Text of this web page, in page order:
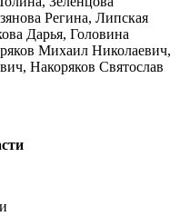
Регина, Липская
Дарья, Головина
Михаил Николаевич,
Накоряков Святослав